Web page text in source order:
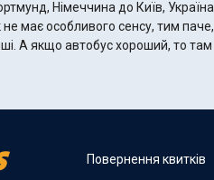
Німеччина до Київ, Україна
має особливого сенсу, тим паче,
Повернення квитків